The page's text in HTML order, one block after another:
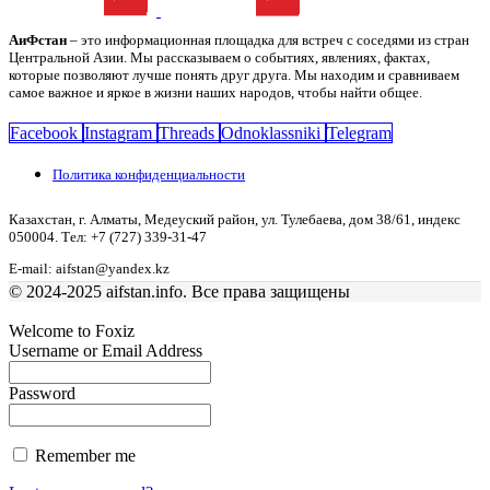
АиФстан – это информационная площадка для встреч с соседями из стран
Центральной Азии. Мы рассказываем о событиях, явлениях, фактах,
которые позволяют лучше понять друг друга. Мы находим и сравниваем
самое важное и яркое в жизни наших народов, чтобы найти общее.
Facebook Instagram Threads Odnoklassniki Telegram
Политика конфиденциальности
Казахстан, г. Алматы, Медеуский район, ул. Тулебаева, дом 38/61, индекс
050004. Тел: +7 (727) 339-31-47
E-mail: aifstan@yandex.kz
© 2024-2025 aifstan.info. Все права защищены
Welcome to Foxiz
Username or Email Address
Password
Remember me